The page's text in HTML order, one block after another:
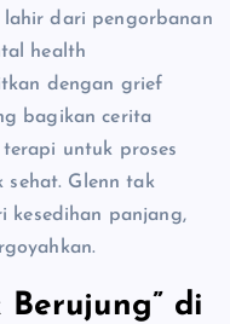
dari pengorbanan
health
dengan grief
bagikan cerita
untuk proses
sehat. Glenn tak
kesedihan panjang,
Berujung” di